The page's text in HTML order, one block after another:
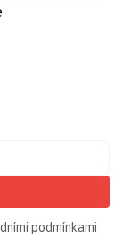
podmínkami